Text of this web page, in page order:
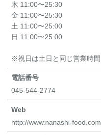
木 11:00〜25:30
金 11:00〜25:30
土 11:00〜25:00
日 11:00〜25:00
※祝日は土日と同じ営業時間
電話番号
045-544-2774
Web
http://www.nanashi-food.com